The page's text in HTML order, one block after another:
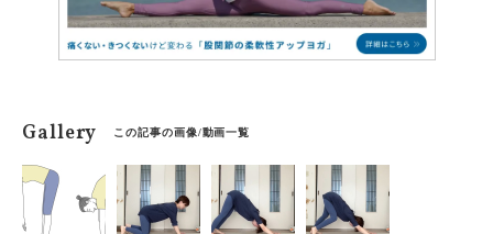
Gallery この記事の画像/動画一覧